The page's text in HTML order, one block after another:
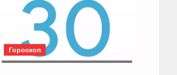
Гороскоп